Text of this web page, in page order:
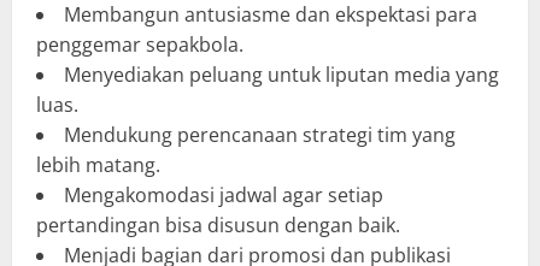
Membangun antusiasme dan ekspektasi para
penggemar sepakbola.
Menyediakan peluang untuk liputan media yang
luas.
Mendukung perencanaan strategi tim yang
lebih matang.
Mengakomodasi jadwal agar setiap
pertandingan bisa disusun dengan baik.
Menjadi bagian dari promosi dan publikasi